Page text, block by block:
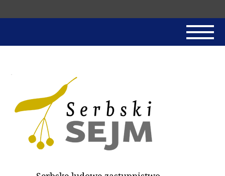
SERBSKI SEJM
JADNAŃSKI PÓRĚD
PROTOKOLE / HOBZAMKŃEŃA
DARY